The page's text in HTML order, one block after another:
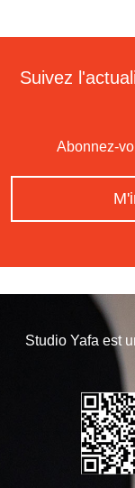
Suivez
Abonnez-
Studio Yafa est